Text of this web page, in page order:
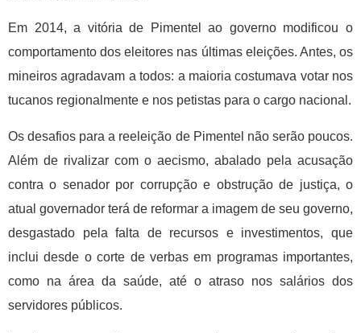
Em 2014, a vitória de Pimentel ao governo modificou o
comportamento dos eleitores nas últimas eleições. Antes, os
mineiros agradavam a todos: a maioria costumava votar nos
tucanos regionalmente e nos petistas para o cargo nacional.
Os desafios para a reeleição de Pimentel não serão poucos.
Além de rivalizar com o aecismo, abalado pela acusação
contra o senador por corrupção e obstrução de justiça, o
atual governador terá de reformar a imagem de seu governo,
desgastado pela falta de recursos e investimentos, que
inclui desde o corte de verbas em programas importantes,
como na área da saúde, até o atraso nos salários dos
servidores públicos.